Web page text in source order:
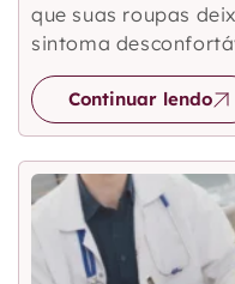
que suas roupas
sintoma
Continuar lendo